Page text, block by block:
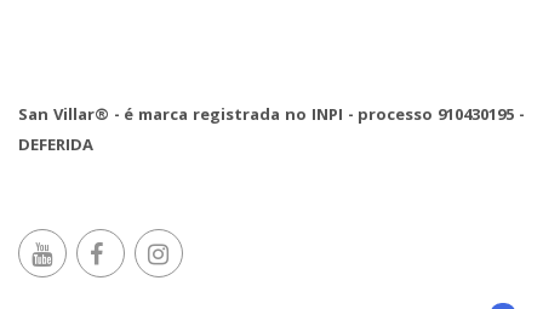
San Villar® - é marca registrada no INPI - processo 910430195 -
DEFERIDA